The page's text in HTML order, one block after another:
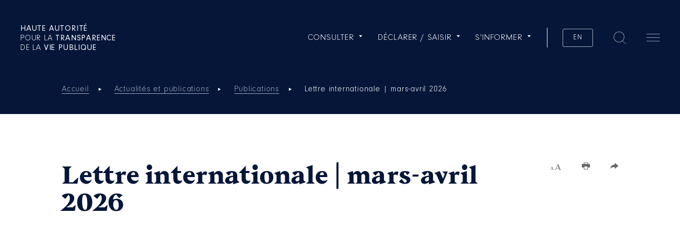
HAUTE AUTORITÉ
POUR LA TRANSPARENCE
DE LA VIE PUBLIQUE
CONSULTER DÉCLARER / SAISIR S'INFORMER EN
Accueil Actualités et publications Publications Lettre internationale | mars-avril 2026
Lettre internationale | mars-avril
2026